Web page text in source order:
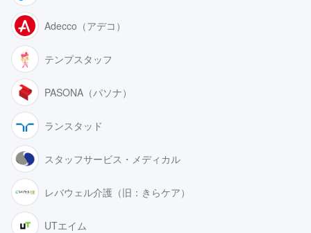
Adecco（アデコ）
テンプスタッフ
PASONA（パソナ）
ランスタッド
スタッフサービス・メディカル
レバウェル介護（旧：きらケア）
UTエイム